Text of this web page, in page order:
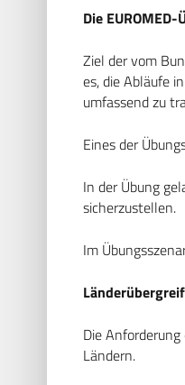
Die
Ziel der vom
es, die Abläufe
umfassend zu
Eines der
In der Übung
sicherzustellen.
Im
Die
Ländern.